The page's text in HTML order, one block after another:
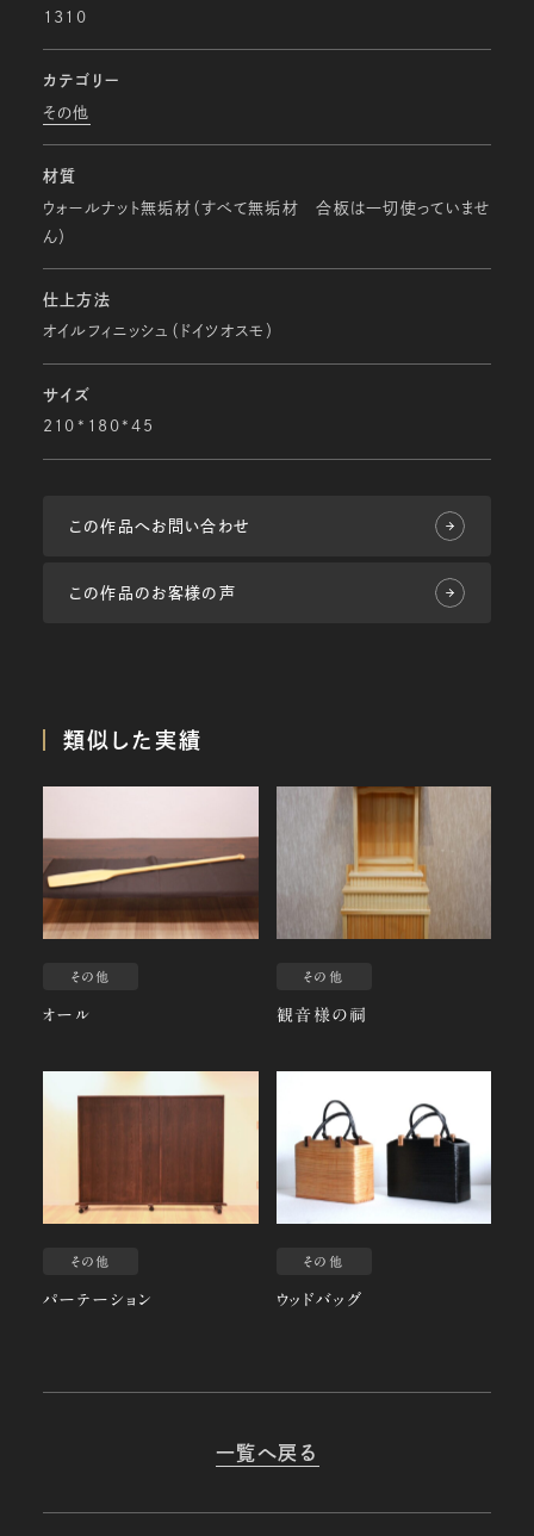
1310
カテゴリー
その他
材質
ウォールナット無垢材（すべて無垢材 合板は一切使っていませ
ん）
仕上方法
オイルフィニッシュ（ドイツオスモ）
サイズ
210*180*45
この作品へお問い合わせ
この作品のお客様の声
類似した実績
その他
オール
その他
観音様の祠
その他
パーテーション
その他
ウッドバッグ
一覧へ戻る